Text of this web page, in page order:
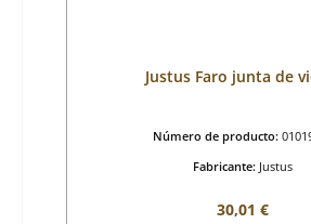
Justus Faro junta de
Número de producto:
Fabricante: Justus
Precio normal:
30,01 €